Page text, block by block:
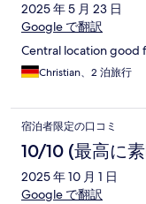
2025 年 5 月 23 日
Google で翻訳
Central location good
Christian、2 泊旅行
宿泊者限定の口コミ
10/10 (最高に
2025 年 10 月 1 日
Google で翻訳